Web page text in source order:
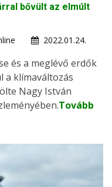
bővült az elmúlt
2022.01.24.
és a meglévő erdők
a klímaváltozás
Nagy István
Tovább